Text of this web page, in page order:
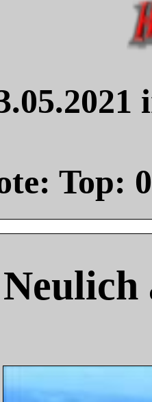
Top: 0
Neulich